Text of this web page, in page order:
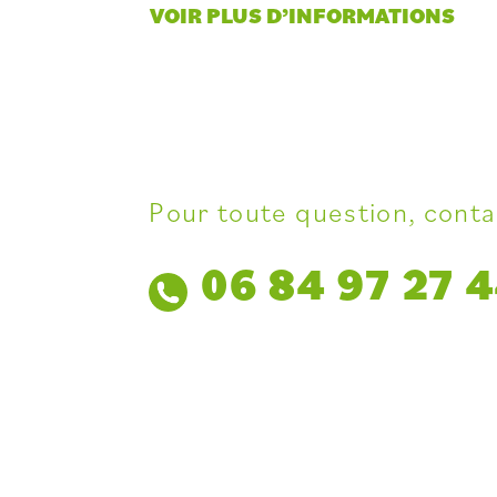
VOIR PLUS D’INFORMATIONS
Pour toute question,
06 84 97 27